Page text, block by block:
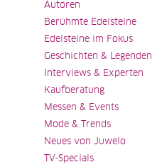
Autoren
Berühmte Edelsteine
Edelsteine im Fokus
Geschichten & Legenden
Interviews & Experten
Kaufberatung
Messen & Events
Mode & Trends
Neues von Juwelo
TV-Specials